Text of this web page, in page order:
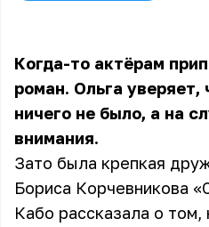
Когда-то актёрам
роман. Ольга
ничего не было, а на
внимания.
Зато была крепкая
Бориса Корчевникова
Кабо рассказала о том,